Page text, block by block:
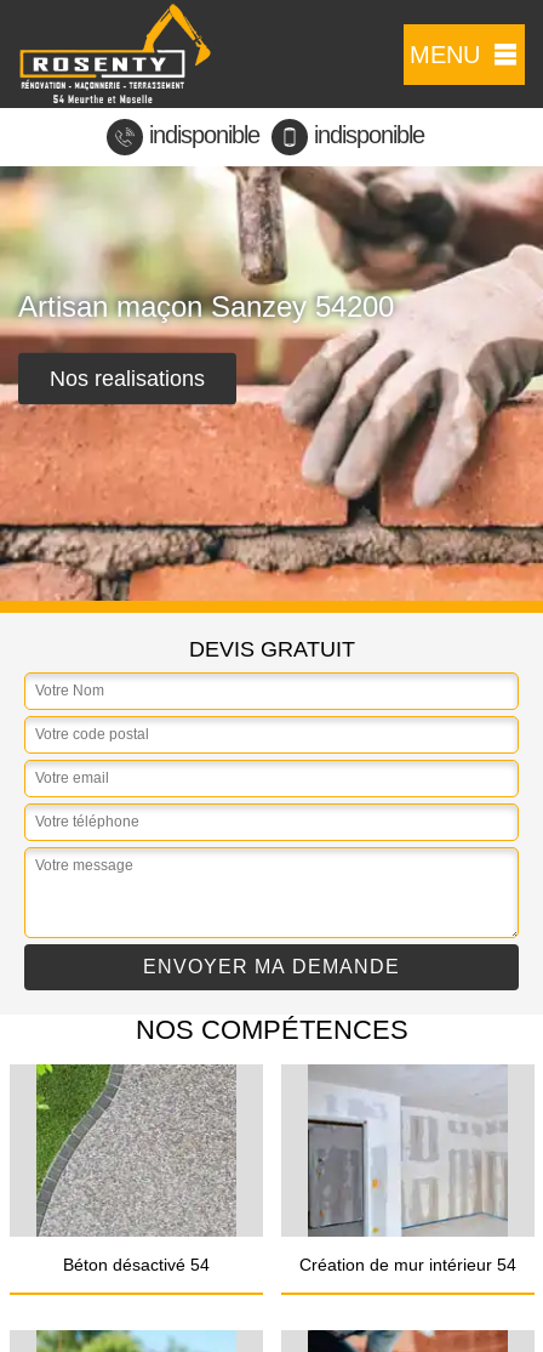
MENU
indisponible indisponible
Artisan maçon Sanzey 54200
Nos realisations
DEVIS GRATUIT
NOS COMPÉTENCES
Béton désactivé 54 Création de mur intérieur 54